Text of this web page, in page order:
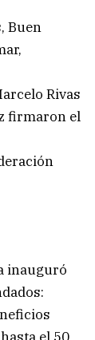
Buen
Rivas
firmaron el
inauguró